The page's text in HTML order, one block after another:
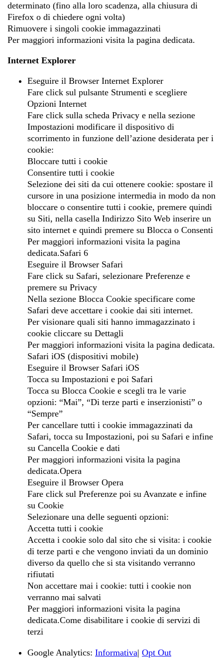
determinato (fino alla loro scadenza, alla chiusura di
Firefox o di chiedere ogni volta)
Rimuovere i singoli cookie immagazzinati
Per maggiori informazioni visita la pagina dedicata.
Internet Explorer
Eseguire il Browser Internet Explorer
Fare click sul pulsante Strumenti e scegliere
Opzioni Internet
Fare click sulla scheda Privacy e nella sezione
Impostazioni modificare il dispositivo di
scorrimento in funzione dell’azione desiderata per i
cookie:
Bloccare tutti i cookie
Consentire tutti i cookie
Selezione dei siti da cui ottenere cookie: spostare il
cursore in una posizione intermedia in modo da non
bloccare o consentire tutti i cookie, premere quindi
su Siti, nella casella Indirizzo Sito Web inserire un
sito internet e quindi premere su Blocca o Consenti
Per maggiori informazioni visita la pagina
dedicata.Safari 6
Eseguire il Browser Safari
Fare click su Safari, selezionare Preferenze e
premere su Privacy
Nella sezione Blocca Cookie specificare come
Safari deve accettare i cookie dai siti internet.
Per visionare quali siti hanno immagazzinato i
cookie cliccare su Dettagli
Per maggiori informazioni visita la pagina dedicata.
Safari iOS (dispositivi mobile)
Eseguire il Browser Safari iOS
Tocca su Impostazioni e poi Safari
Tocca su Blocca Cookie e scegli tra le varie
opzioni: “Mai”, “Di terze parti e inserzionisti” o
“Sempre”
Per cancellare tutti i cookie immagazzinati da
Safari, tocca su Impostazioni, poi su Safari e infine
su Cancella Cookie e dati
Per maggiori informazioni visita la pagina
dedicata.Opera
Eseguire il Browser Opera
Fare click sul Preferenze poi su Avanzate e infine
su Cookie
Selezionare una delle seguenti opzioni:
Accetta tutti i cookie
Accetta i cookie solo dal sito che si visita: i cookie
di terze parti e che vengono inviati da un dominio
diverso da quello che si sta visitando verranno
rifiutati
Non accettare mai i cookie: tutti i cookie non
verranno mai salvati
Per maggiori informazioni visita la pagina
dedicata.Come disabilitare i cookie di servizi di
terzi
Google Analytics: Informativa| Opt Out